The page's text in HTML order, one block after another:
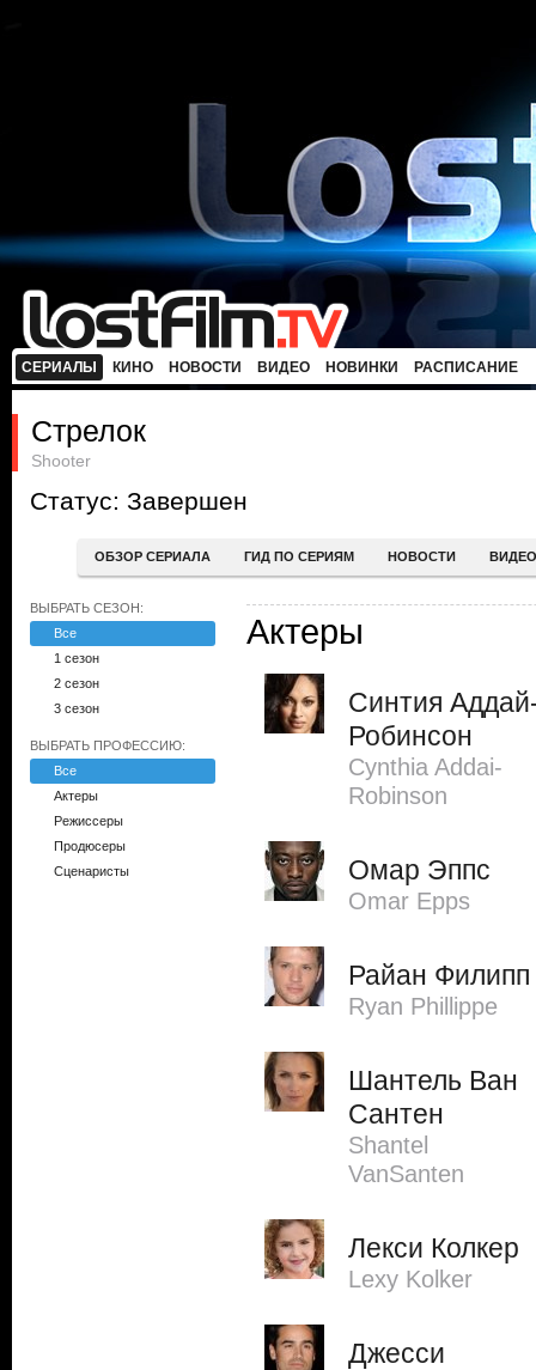
СЕРИАЛЫ КИНО НОВОСТИ ВИДЕО НОВИНКИ РАСПИСАНИЕ
Стрелок
Shooter
Статус: Завершен
ОБЗОР СЕРИАЛА ГИД ПО СЕРИЯМ НОВОСТИ ВИДЕО
ВЫБРАТЬ СЕЗОН:
Все
1 сезон
2 сезон
3 сезон
ВЫБРАТЬ ПРОФЕССИЮ:
Все
Актеры
Режиссеры
Продюсеры
Сценаристы
Актеры
Синтия
Робинсон
Cynthia Addai-
Robinson
Омар Эппс
Omar Epps
Райан Филипп
Ryan Phillippe
Шантель Ван
Сантен
Shantel
VanSanten
Лекси Колкер
Lexy Kolker
Джесси